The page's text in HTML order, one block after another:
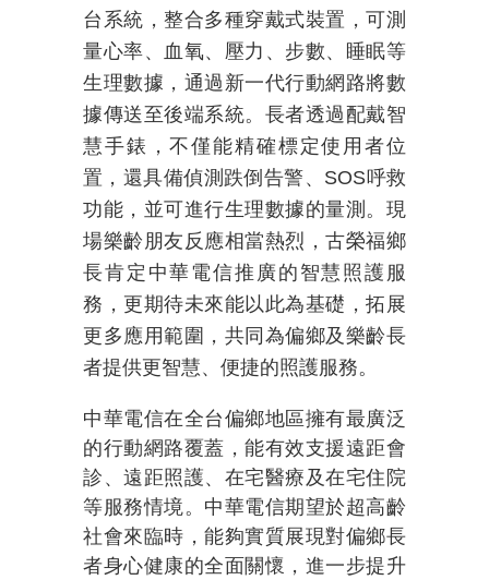
台系統，整合多種穿戴式裝置，可測
量心率、血氧、壓力、步數、睡眠等
生理數據，通過新一代行動網路將數
據傳送至後端系統。長者透過配戴智
慧手錶，不僅能精確標定使用者位
置，還具備偵測跌倒告警、 SOS呼救
功能，並可進行生理數據的量測。現
場樂齡朋友反應相當熱烈，古榮福鄉
長肯定中華電信推廣的智慧照護服
務，更期待未來能以此為基礎，拓展
更多應用範圍，共同為偏鄉及樂齡長
者提供更智慧、便捷的照護服務。
中華電信在全台偏鄉地區擁有最廣泛
的行動網路覆蓋，能有效支援遠距會
診、遠距照護、在宅醫療及在宅住院
等服務情境。中華電信期望於超高齡
社會來臨時，能夠實質展現對偏鄉長
者身心健康的全面關懷，進一步提升